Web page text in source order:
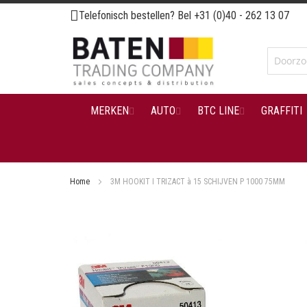
Ga
naar
de
inhoud
Telefonisch bestellen? Bel +31 (0)40 - 262 13 07
MERKEN AUTO BTC LINE GRAFFITI
Home 3M HOOKIT I TRIZACT à 15 SCHIJVEN P 1000 75MM
van
de
afbeeldingen-